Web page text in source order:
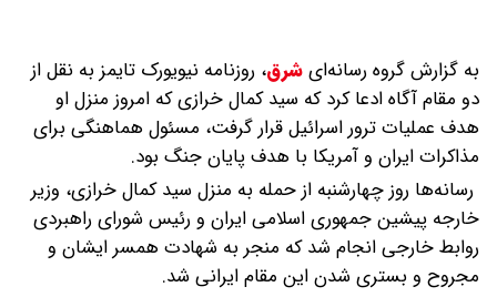
به گزارش گروه رسانه‌ایشرق، روزنامه نیویورک تایمز به نقل از
دو مقام آگاه ادعا کرد که سید کمال خرازی که امروز منزل او
هدف عملیات ترور اسرائیل قرار گرفت، مسئول هماهنگی برای
مذاکرات ایران و آمریکا با هدف پایان جنگ بود.
رسانه‌ها روز چهارشنبه از حمله به منزل سید کمال خرازی، وزیر
خارجه پیشین جمهوری اسلامی ایران و رئیس شورای راهبردی
روابط خارجی انجام شد که منجر به شهادت همسر ایشان و
مجروح و بستری شدن این مقام ایرانی شد.